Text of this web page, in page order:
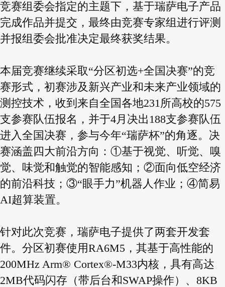
竞赛组委会指定的主题下，基于瑞萨电子产品
完成作品并提交，最终由竞赛专家组进行评测
并报组委会批准决定最终获奖结果。
本届竞赛继续采取“分区初选+全国决赛”的竞
赛形式，初赛涉及新兴产业和未来产业领域的
测控技术，收到来自全国各地231所高校的575
支参赛队伍报名，并于4月决出188支参赛队伍
进入全国决赛，参与今年“瑞萨杯”的角逐。决
赛涵盖四大前沿方向：①基于视觉、听觉、嗅
觉、味觉和触觉的智能感知；②面向低空经济
的前沿科技；③“眼手力”机器人作业；④简易
AI超算装置。
针对此次竞赛，瑞萨电子提供了两套开发套
件。分区初赛使用RA6M5，其基于高性能的
200MHz Arm® Cortex®-M33内核，具有高达
2MB代码闪存（带后台和SWAP操作）、8KB